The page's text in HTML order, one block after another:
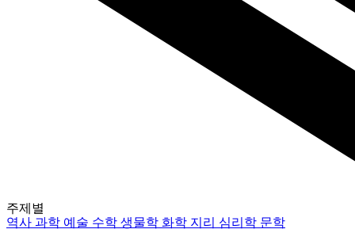
주제별
역사과학 예술 수학생물학 화학 지리 심리학 문학